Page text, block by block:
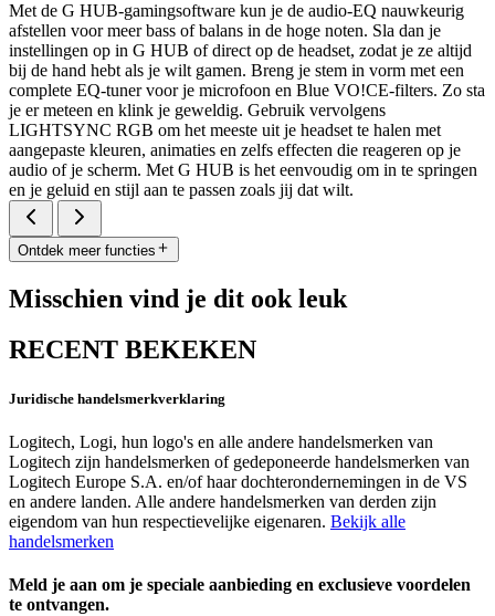
Met de G HUB-gamingsoftware kun je de audio-EQ nauwkeurig
afstellen voor meer bass of balans in de hoge noten. Sla dan je
instellingen op in G HUB of direct op de headset, zodat je ze altijd
bij de hand hebt als je wilt gamen. Breng je stem in vorm met een
complete EQ-tuner voor je microfoon en Blue VO!CE-filters. Zo sta
je er meteen en klink je geweldig. Gebruik vervolgens
LIGHTSYNC RGB om het meeste uit je headset te halen met
aangepaste kleuren, animaties en zelfs effecten die reageren op je
audio of je scherm. Met G HUB is het eenvoudig om in te springen
en je geluid en stijl aan te passen zoals jij dat wilt.
Ontdek meer functies
Misschien vind je dit ook leuk
RECENT BEKEKEN
Juridische handelsmerkverklaring
Logitech, Logi, hun logo's en alle andere handelsmerken van
Logitech zijn handelsmerken of gedeponeerde handelsmerken van
Logitech Europe S.A. en/of haar dochterondernemingen in de VS
en andere landen. Alle andere handelsmerken van derden zijn
eigendom van hun respectievelijke eigenaren. Bekijk alle
handelsmerken
Meld je aan om je speciale aanbieding en exclusieve voordelen
te ontvangen.